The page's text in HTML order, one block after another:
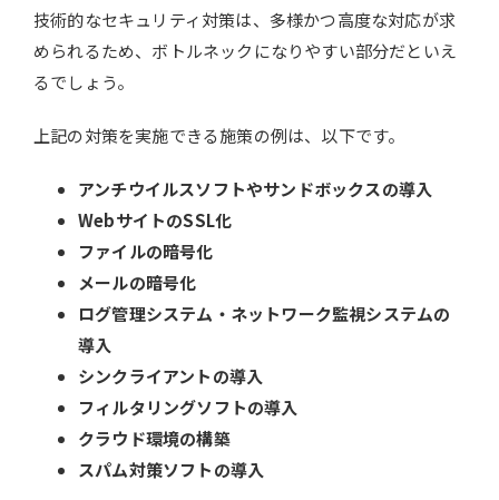
技術的なセキュリティ対策は、多様かつ高度な対応が求
められるため、ボトルネックになりやすい部分だといえ
るでしょう。
上記の対策を実施できる施策の例は、以下です。
アンチウイルスソフトやサンドボックスの導入
WebサイトのSSL化
ファイルの暗号化
メールの暗号化
ログ管理システム・ネットワーク監視システムの
導入
シンクライアントの導入
フィルタリングソフトの導入
クラウド環境の構築
スパム対策ソフトの導入